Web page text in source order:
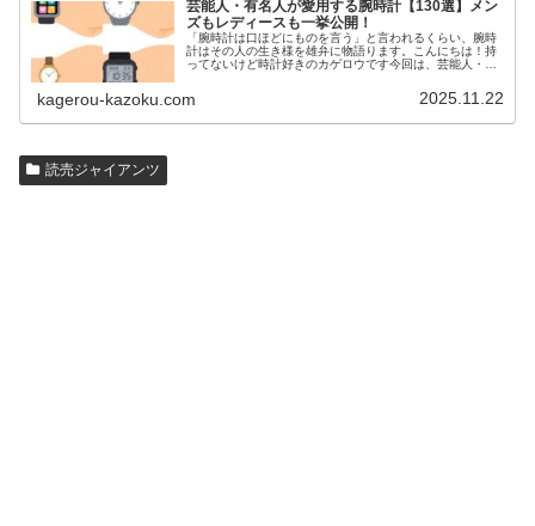
芸能人・有名人が愛用する腕時計【130選】メン
ズもレディースも一挙公開！
「腕時計は口ほどにものを言う」と言われるくらい、腕時
計はその人の生き様を雄弁に物語ります。こんにちは！持
ってないけど時計好きのカゲロウです今回は、芸能人・有
kagerou-kazoku.com 2025.11.22
読売ジャイアンツ